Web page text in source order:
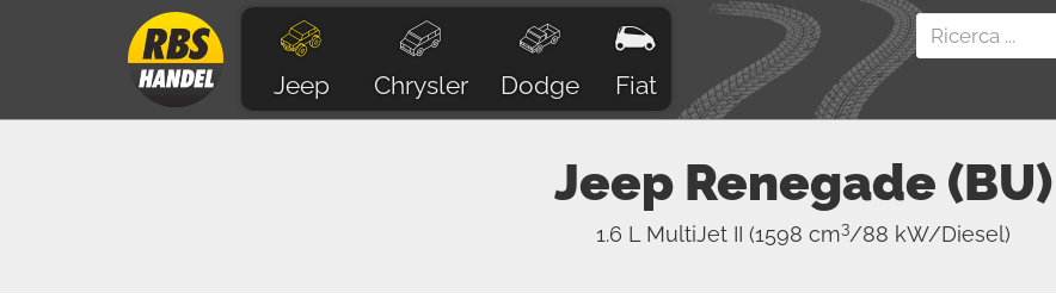
Jeep Chrysler Dodge Fiat
Jeep Renegade (BU)
1.6 L MultiJet II (1598 cm3/88 kW/Diesel)